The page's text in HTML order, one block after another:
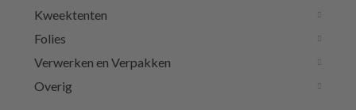
Kweektenten
Folies
Verwerken en Verpakken
Overig